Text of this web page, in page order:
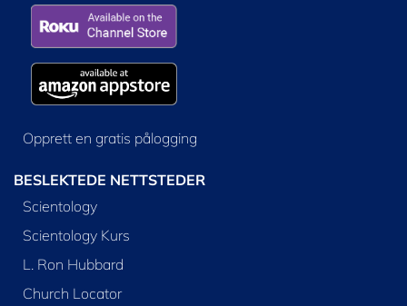
Opprett en gratis pålogging
BESLEKTEDE NETTSTEDER
Scientology
Scientology Kurs
L. Ron Hubbard
Church Locator